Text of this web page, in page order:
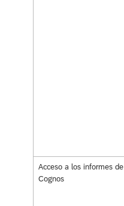
Acceso a los informes de
Cognos